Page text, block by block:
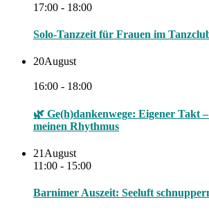
17:00 - 18:00
Solo-Tanzzeit für Frauen im
20August
16:00 - 18:00
🌿 Ge(h)dankenwege: Eigener Takt
meinen Rhythmus
21 August
11:00 - 15:00
Barnimer Auszeit: Seeluft